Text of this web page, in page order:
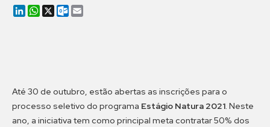
LinkedIn
WhatsApp
X Outlook.com
Até 30 de outubro, estão abertas as inscrições para o
processo seletivo do programa Estágio Natura 2021. Neste
ano, a iniciativa tem como principal meta contratar 50% dos